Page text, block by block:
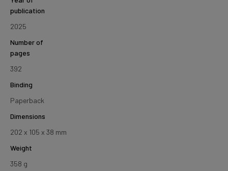
publication
2025
Number of
pages
392
Binding
Paperback
Dimensions
202 x 105 x 38 mm
Weight
358 g